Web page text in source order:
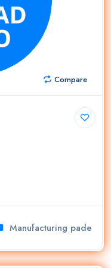
Compare
Manufacturing padel